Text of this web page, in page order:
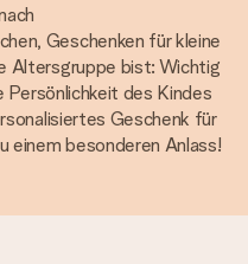
Geschenken für kleine
Altersgruppe bist: Wichtig
Persönlichkeit des Kindes
Geschenk für
einem besonderen Anlass!